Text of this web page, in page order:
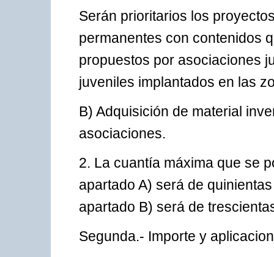
Serán prioritarios los
permanentes con contenidos
propuestos por asociaciones
juveniles implantados en las
B) Adquisición de material
asociaciones.
2. La cuantía máxima que se
apartado A) será de
apartado B) será de
Segunda.- Importe y